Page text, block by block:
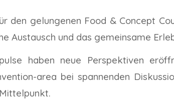
den gelungenen Food & Concept
Austausch und das gemeinsame
haben neue Perspektiven
area bei spannenden